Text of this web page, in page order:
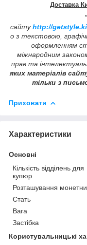
Доставка
сайтуhttp://
о з текстовою,
оформленням
міжнародним
прав та
яких матеріалів
тільки з
Приховати
Характеристики
Основні
Кількість відділень для
купюр
Розташування
Стать
Вага
Застібка
Користувальницькі